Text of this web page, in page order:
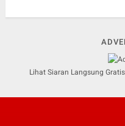
Lihat Siaran Langsung